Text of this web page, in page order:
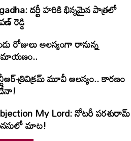
డర్టీ హరికి భిన్నమైన పాత్రలో
రెడ్డి
రోజులు ఆలస్యంగా రానున్న
త్రివిక్రమ్ మూవీ ఆలస్యం.. కారణం
My Lord: నోటరీ పరశురామ్‌
మాట!